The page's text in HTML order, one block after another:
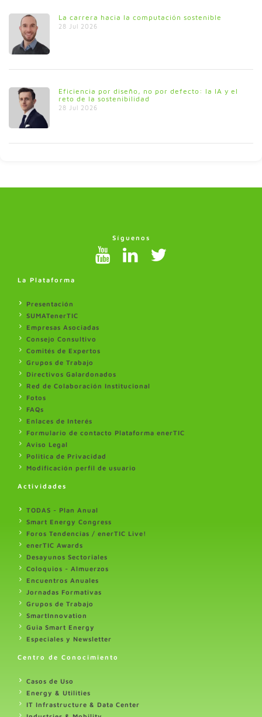
La carrera hacia la computación sostenible
28 Jul 2026
Eficiencia por diseño, no por defecto: la IA y el
reto de la sostenibilidad
28 Jul 2026
Síguenos
La Plataforma
Presentación
SUMATenerTIC
Empresas Asociadas
Consejo Consultivo
Comités de Expertos
Grupos de Trabajo
Directivos Galardonados
Red de Colaboración Institucional
Fotos
FAQs
Enlaces de Interés
Formulario de contacto Plataforma enerTIC
Aviso Legal
Politica de Privacidad
Modificación perfil de usuario
Actividades
TODAS - Plan Anual
Smart Energy Congress
Foros Tendencias / enerTIC Live!
enerTIC Awards
Desayunos Sectoriales
Coloquios - Almuerzos
Encuentros Anuales
Jornadas Formativas
Grupos de Trabajo
SmartInnovation
Guia Smart Energy
Especiales y Newsletter
Centro de Conocimiento
Casos de Uso
Energy & Utilities
IT Infrastructure & Data Center